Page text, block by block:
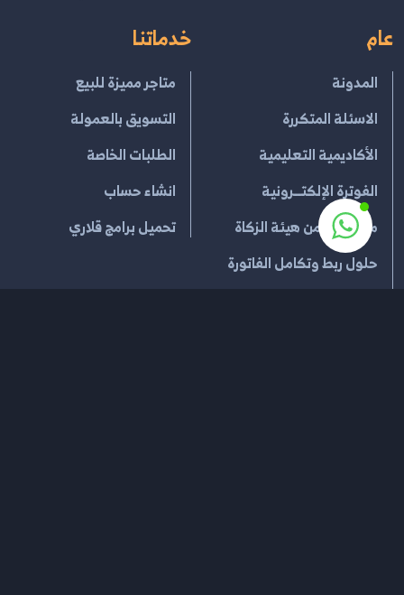
عام
المدونة
الاسئلة المتكررة
الأكاديمية التعليمية
الفوترة الإلكتــرونية
معتمدين من هيئة الزكاة
حلول ربط وتكامل الفاتورة
خدماتنا
متاجر مميزة للبيع
التسويق بالعمولة
الطلبات الخاصة
انشاء حساب
تحميل برامج قلاري